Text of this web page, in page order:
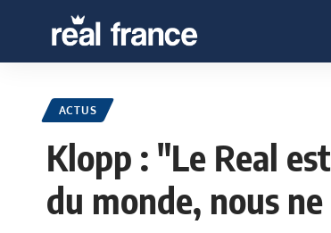
ACTUS
Klopp : "Le Real
du monde, nous